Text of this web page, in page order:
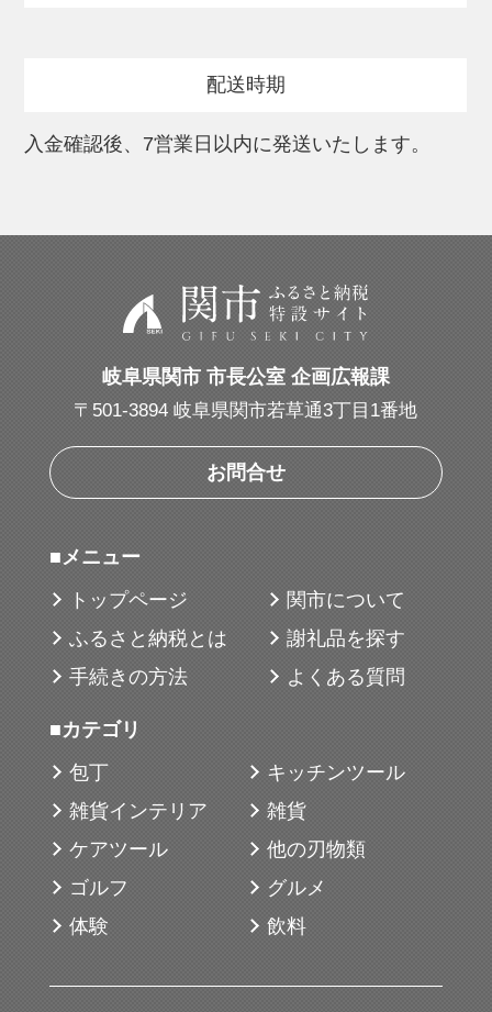
配送時期
入金確認後、7営業日以内に発送いたします。
岐阜県関市 市長公室 企画広報課
〒501-3894 岐阜県関市若草通3丁目1番地
お問合せ
■メニュー
トップページ
関市について
ふるさと納税とは
謝礼品を探す
手続きの方法
よくある質問
■カテゴリ
包丁
キッチンツール
雑貨インテリア
雑貨
ケアツール
他の刃物類
ゴルフ
グルメ
体験
飲料